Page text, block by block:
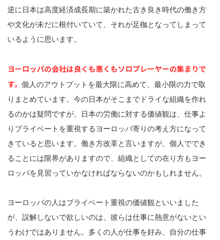
逆に日本は高度経済成長期に築かれた古き良き時代の働き方
や文化が未だに根付いていて、それが足枷となってしまって
いるように思います。
ヨーロッパの会社は良くも悪くもソロプレーヤーの集まりで
す。 個人のアウトプットを最大限に高めて、最小限の力で取
りまとめています。今の日本がそこまでドライな組織を作れ
るのかは疑問ですが、日本の労働に対する価値観は、仕事よ
りプライベートを重視するヨーロッパ寄りの考え方になって
きていると思います。働き方改革と言いますが、個人ででき
ることには限界がありますので、組織としての在り方もヨー
ロッパを見習っていかなければならないのかもしれません。
ヨーロッパの人はプライベート重視の価値観といいました
が、誤解しないで欲しいのは、彼らは仕事に熱意がないとい
うわけではありません。多くの人が仕事を好み、自分の仕事